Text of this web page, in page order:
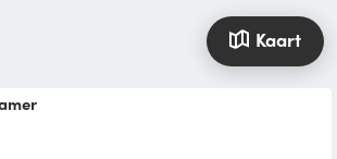
Kaart